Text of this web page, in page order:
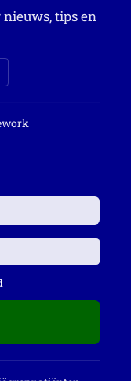
nieuws, tips en